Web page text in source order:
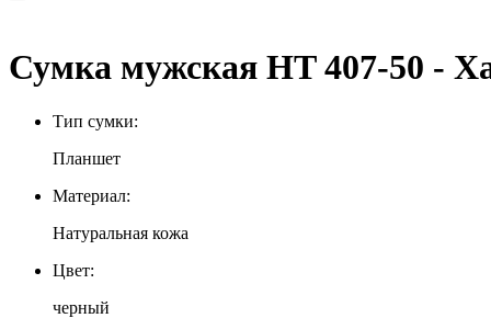
Сумка мужская HT 407-50 -
Тип сумки:
Планшет
Материал:
Натуральная кожа
Цвет:
черный